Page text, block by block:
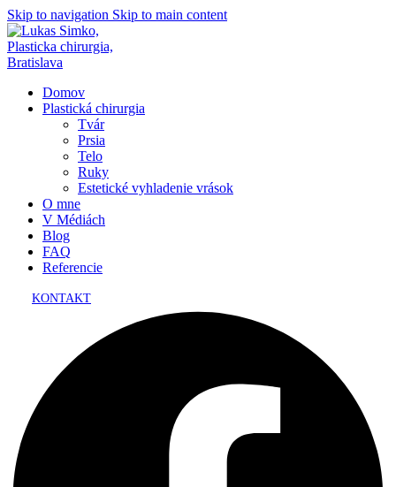
Skip to navigation Skip to main content
Domov
Plastická chirurgia
Tvár
Prsia
Telo
Ruky
Estetické vyhladenie vrások
O mne
V Médiách
Blog
FAQ
Referencie
KONTAKT